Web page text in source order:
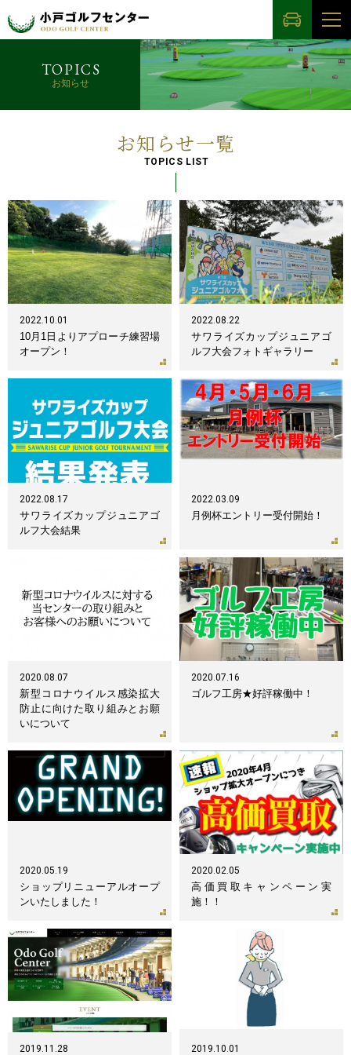
TOPICS
お知らせ
お知らせ一覧
TOPICS LIST
2022.10.01
10月1日よりアプローチ練習場
オープン！
2022.08.22
サワライズカップジュニアゴ
ルフ大会フォトギャラリー
2022.08.17
サワライズカップジュニアゴ
ルフ大会結果
2022.03.09
月例杯エントリー受付開始！
2020.08.07
新型コロナウイルス感染拡大
防止に向けた取り組みとお願
いについて
2020.07.16
ゴルフ工房★好評稼働中！
2020.05.19
ショップリニューアルオープ
ンいたしました！
2020.02.05
高価買取キャンペーン実
施！！
2019.11.28 2019.10.01